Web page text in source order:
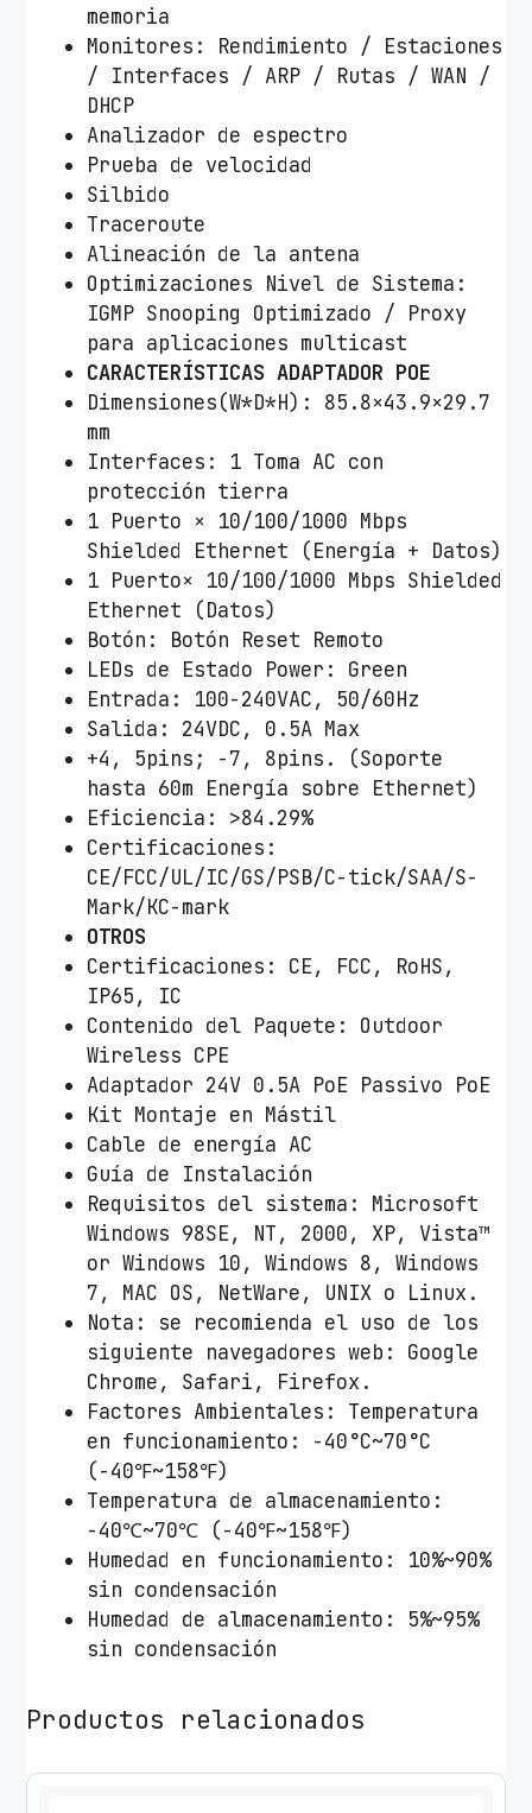
memoria
Monitores: Rendimiento / Estaciones
/ Interfaces / ARP / Rutas / WAN /
DHCP
Analizador de espectro
Prueba de velocidad
Silbido
Traceroute
Alineación de la antena
Optimizaciones Nivel de Sistema:
IGMP Snooping Optimizado / Proxy
para aplicaciones multicast
CARACTERÍSTICAS ADAPTADOR POE
Dimensiones(W*D*H): 85.8×43.9×29.7
mm
Interfaces: 1 Toma AC con
protección tierra
1 Puerto × 10/100/1000 Mbps
Shielded Ethernet (Energía + Datos)
1 Puerto× 10/100/1000 Mbps Shielded
Ethernet (Datos)
Botón: Botón Reset Remoto
LEDs de Estado Power: Green
Entrada: 100-240VAC, 50/60Hz
Salida: 24VDC, 0.5A Max
+4, 5pins; -7, 8pins. (Soporte
hasta 60m Energía sobre Ethernet)
Eficiencia: >84.29%
Certificaciones:
CE/FCC/UL/IC/GS/PSB/C-tick/SAA/S-
Mark/KC-mark
OTROS
Certificaciones: CE, FCC, RoHS,
IP65, IC
Contenido del Paquete: Outdoor
Wireless CPE
Adaptador 24V 0.5A PoE Passivo PoE
Kit Montaje en Mástil
Cable de energía AC
Guía de Instalación
Requisitos del sistema: Microsoft
Windows 98SE, NT, 2000, XP, Vista™
or Windows 10, Windows 8, Windows
7, MAC OS, NetWare, UNIX o Linux.
Nota: se recomienda el uso de los
siguiente navegadores web: Google
Chrome, Safari, Firefox.
Factores Ambientales: Temperatura
en funcionamiento: -40°C~70°C
(-40℉~158℉)
Temperatura de almacenamiento:
-40℃~70℃ (-40℉~158℉)
Humedad en funcionamiento: 10%~90%
sin condensación
Humedad de almacenamiento: 5%~95%
sin condensación
Productos relacionados